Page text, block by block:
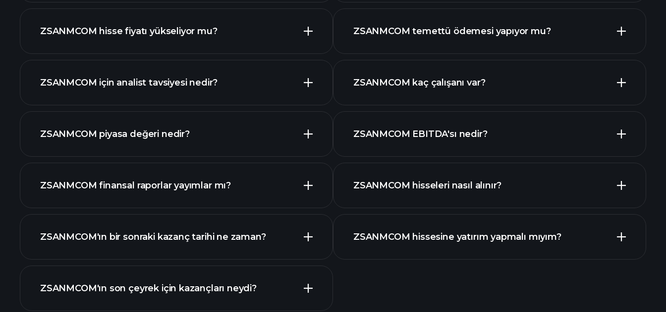
gelişmiş grafik
ZSANMCOM hisse fiyatı yükseliyor mu?
ZSANMCOM grafik
ZSANMCOM için analist tavsiyesi nedir?
ZSANMCOM piyasa değeri nedir?
ZSANMCOM finansal raporlar yayımlar mı?
ZSANMCOM finansal verilerini
ZSANMCOM'ın bir sonraki kazanç tarihi ne zaman?
Kazanç Takvimi
ZSANMCOM'ın son çeyrek için kazançları neydi?
raporlar
ZSANMCOM temettü ödemesi yapıyor mu?
yüksek temettü ödeyen hisseler
ZSANMCOM kaç çalışanı var?
en büyük işverenler
ZSANMCOM EBITDA'sı nedir?
mali raporlar
ZSANMCOM hisseleri nasıl alınır?
ZSANMCOM hissesine yatırım yapmalı mıyım?